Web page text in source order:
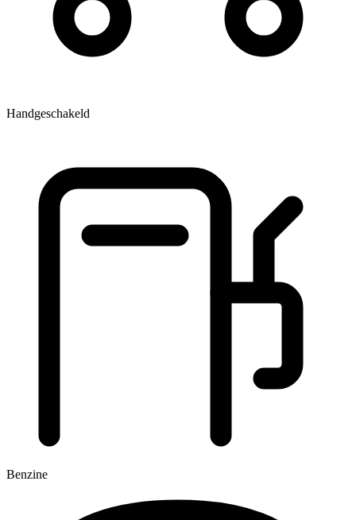
Handgeschakeld
Benzine